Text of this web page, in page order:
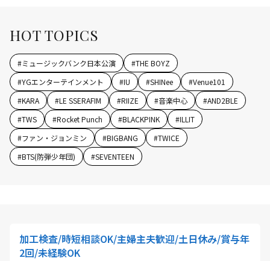
HOT TOPICS
#ミュージックバンク日本公演 #THE BOYZ
#YGエンターテインメント #IU #SHINee #Venue101
#KARA #LE SSERAFIM #RIIZE #音楽中心 #AND2BLE
#TWS #Rocket Punch #BLACKPINK #ILLIT
#ファン・ジョンミン #BIGBANG #TWICE
#BTS(防弾少年団) #SEVENTEEN
加工検査/時短相談OK/主婦主夫歓迎/土日休み/賞与年
2回/未経験OK